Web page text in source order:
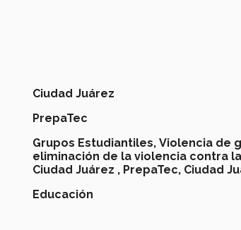
Ciudad Juárez
PrepaTec
Grupos Estudiantiles, Violencia de
eliminación de la violencia contra
Ciudad Juárez , PrepaTec, Ciudad
Educación